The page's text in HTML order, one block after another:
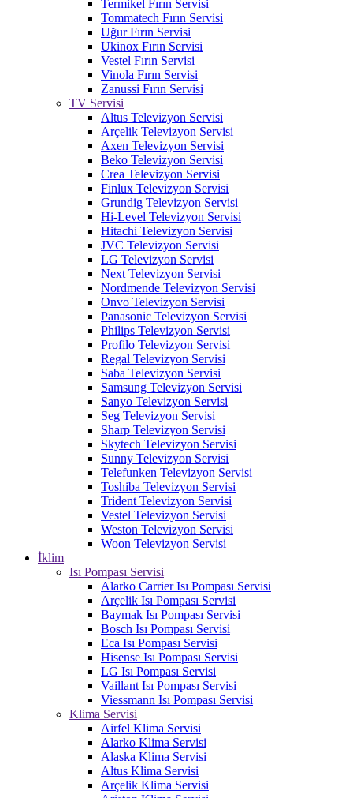
Termikel Fırın Servisi
Tommatech Fırın Servisi
Uğur Fırın Servisi
Ukinox Fırın Servisi
Vestel Fırın Servisi
Vinola Fırın Servisi
Zanussi Fırın Servisi
TV Servisi
Altus Televizyon Servisi
Arçelik Televizyon Servisi
Axen Televizyon Servisi
Beko Televizyon Servisi
Crea Televizyon Servisi
Finlux Televizyon Servisi
Grundig Televizyon Servisi
Hi-Level Televizyon Servisi
Hitachi Televizyon Servisi
JVC Televizyon Servisi
LG Televizyon Servisi
Next Televizyon Servisi
Nordmende Televizyon Servisi
Onvo Televizyon Servisi
Panasonic Televizyon Servisi
Philips Televizyon Servisi
Profilo Televizyon Servisi
Regal Televizyon Servisi
Saba Televizyon Servisi
Samsung Televizyon Servisi
Sanyo Televizyon Servisi
Seg Televizyon Servisi
Sharp Televizyon Servisi
Skytech Televizyon Servisi
Sunny Televizyon Servisi
Telefunken Televizyon Servisi
Toshiba Televizyon Servisi
Trident Televizyon Servisi
Vestel Televizyon Servisi
Weston Televizyon Servisi
Woon Televizyon Servisi
İklim
Isı Pompası Servisi
Alarko Carrier Isı Pompası Servisi
Arçelik Isı Pompası Servisi
Baymak Isı Pompası Servisi
Bosch Isı Pompası Servisi
Eca Isı Pompası Servisi
Hisense Isı Pompası Servisi
LG Isı Pompası Servisi
Vaillant Isı Pompası Servisi
Viessmann Isı Pompası Servisi
Klima Servisi
Airfel Klima Servisi
Alarko Klima Servisi
Alaska Klima Servisi
Altus Klima Servisi
Arçelik Klima Servisi